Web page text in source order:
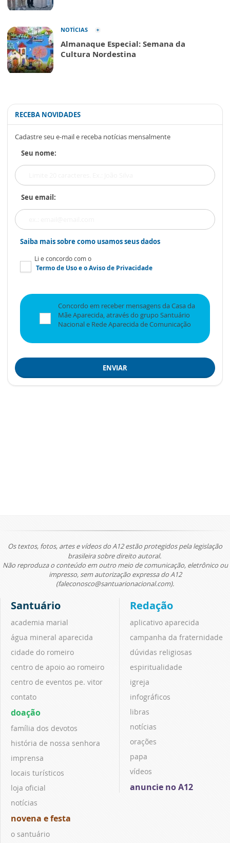
NOTÍCIAS
Almanaque Especial: Semana da
Cultura Nordestina
RECEBA NOVIDADES
Cadastre seu e-mail e receba notícias mensalmente
Seu nome:
Seu email:
Saiba mais sobre como usamos seus dados
Li e concordo com o
Termo de Usoe oAviso de Privacidade
Concordo em receber mensagens da Casa da
Mãe Aparecida, através do grupo Santuário
Nacional e Rede Aparecida de Comunicação
ENVIAR
Os textos, fotos, artes e vídeos do A12 estão protegidos pela legislação
brasileira sobre direito autoral.
Não reproduza o conteúdo em outro meio de comunicação, eletrônico ou
impresso, sem autorização expressa do A12
(faleconosco@santuarionacional.com).
Santuário
academia marial
água mineral aparecida
cidade do romeiro
centro de apoio ao romeiro
centro de eventos pe. vitor
contato
doação
família dos devotos
história de nossa senhora
imprensa
locais turísticos
loja oficial
notícias
novena e festa
o santuário
Redação
aplicativo aparecida
campanha da fraternidade
dúvidas religiosas
espiritualidade
igreja
infográficos
libras
notícias
orações
papa
vídeos
anuncie no A12